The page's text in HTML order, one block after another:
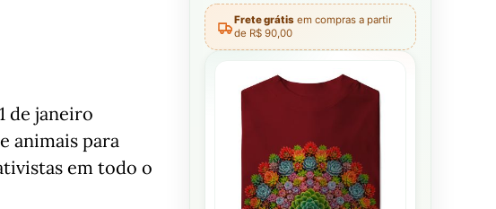
de janeiro
animais para
em todo o
Frete grátis em compras a partir
de R$ 90,00